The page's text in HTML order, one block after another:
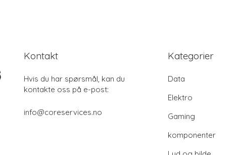
Kontakt
Hvis du har spørsmål, kan du
kontakte oss på e-post:
info@coreservices.no
Kategorier
Data
Elektro
Gaming
komponenter